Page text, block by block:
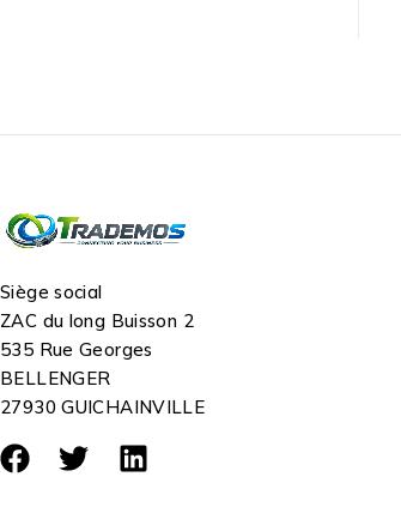
Siège social
ZAC du long Buisson 2
535 Rue Georges
BELLENGER
27930 GUICHAINVILLE